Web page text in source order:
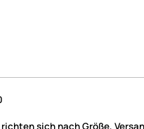
sich nach Größe,